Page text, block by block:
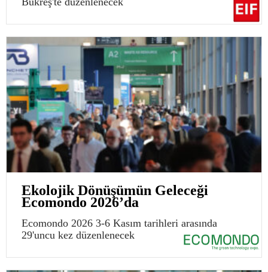
Ekolojik Dönüşümün Geleceği
Ecomondo 2026’da
Ecomondo 2026 3-6 Kasım tarihleri arasında
29'uncu kez düzenlenecek